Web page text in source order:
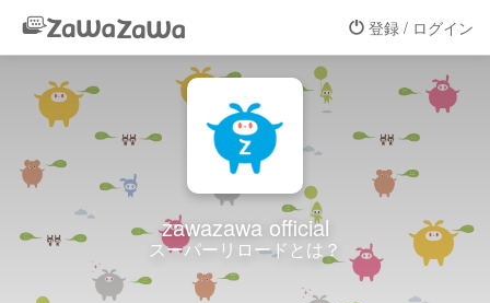
登録 / ログイン
zawazawa official
スーパーリロードとは？